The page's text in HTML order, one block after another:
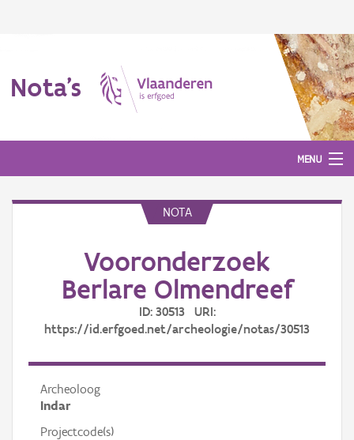
Nota's
MENU
NOTA
Vooronderzoek
Berlare Olmendreef
ID: 30513 URI:
https://id.erfgoed.net/archeologie/notas/30513
Archeoloog
Indar
Projectcode(s)